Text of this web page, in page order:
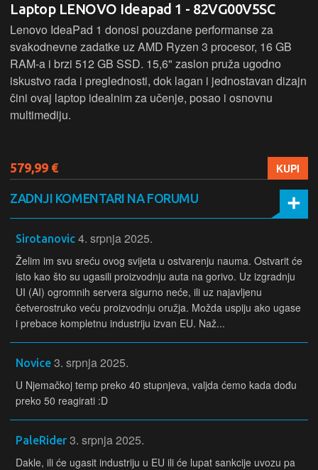
Laptop LENOVO Ideapad 1 - 82VG00V5SC
Lenovo IdeaPad 1 donosi pouzdane performanse za
svakodnevne zadatke uz AMD Ryzen 3 procesor, 16 GB
RAM-a i brzi 512 GB SSD. 15,6" zaslon pruža ugodno
iskustvo rada i preglednosti, dok lagan i jednostavan dizajn
čini ovaj laptop idealnim za učenje, posao i osnovnu
multimediju.
579,99 € KUPI
ZADNJI KOMENTARI NA FORUMU
Sirotanovic 4. srpnja 2025.
Želim im svu sreću ovog svijeta u ostvarenju nauma. Ostvarit će
isto kao što su ugasili proizvodnju auta na gorivo. Uz izgradnju
UI (AI) ogromnih servera sigurno neće, ili uz najavljenu
četverostruko veću proizvodnju oružja. Možda uspiju ako ugase
i prebace kompletnu industriju izvan EU. Naž...
Novice 3. srpnja 2025.
U Njemačkoj temp preko 40 stupnjeva, valjda ćemo kada dođu
preko 50 reagirati :D
PaleRider 3. srpnja 2025.
Dakle, ili će ugasit industriju u EU ili će lupat sankcije uvozu pa